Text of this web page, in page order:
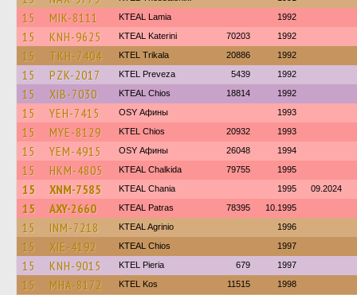
15 MIK-8111 KTEAL Lamia 1992
15 KNH-9625 KTEAL Katerini 70203 1992
15 TKH-7404 ΚΤΕL Τrikala 20886 1992
15 PZK-2017 KTEL Preveza 5439 1992
15 XIB-7030 KTEAL Chios 18814 1992
15 YEH-7415 OSY Афины 1993
15 MYE-8129 KTEL Chios 20932 1993
15 YEM-4915 OSY Афины 26048 1994
15 HKM-4805 KTEAL Chalkida 79755 1995
15 XNM-7585 KTEAL Chania 1995 09.2024
15 AXY-2660 KTEAL Patras 78395 10.1995
15 INM-7218 KTEAL Agrinio 1996
15 XIE-4192 KTEAL Chios 1997
15 KNH-9015 KTEL Pieria 679 1997
15 MHA-8172 KTEL Kos 11515 1998